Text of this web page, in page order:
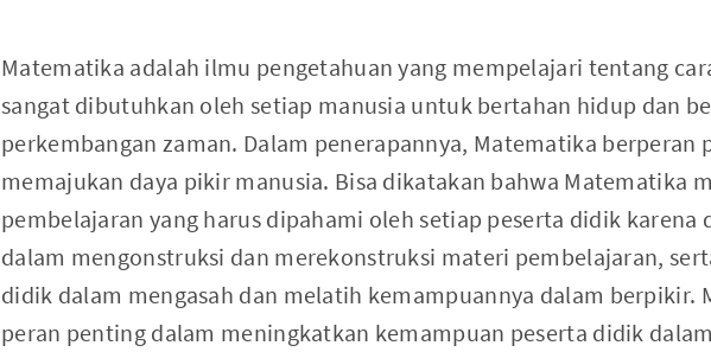
Matematika adalah ilmu pengetahuan yang mempelajari tentang
sangat dibutuhkan oleh setiap manusia untuk bertahan hidup dan
perkembangan zaman. Dalam penerapannya, Matematika berperan
memajukan daya pikir manusia. Bisa dikatakan bahwa Matematika
pembelajaran yang harus dipahami oleh setiap peserta didik karena
dalam mengonstruksi dan merekonstruksi materi pembelajaran,
didik dalam mengasah dan melatih kemampuannya dalam berpikir.
peran penting dalam meningkatkan kemampuan peserta didik